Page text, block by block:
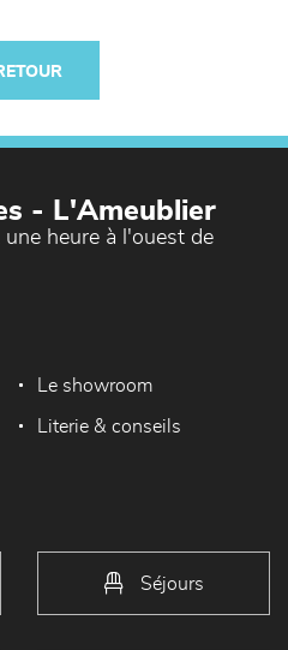
- L'Ameublier
heure à l'ouest de
Le showroom
Literie & conseils
Séjours